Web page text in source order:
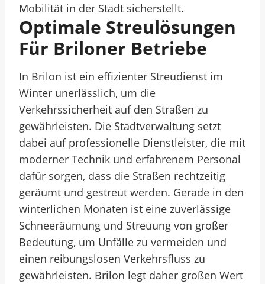
Mobilität in der Stadt sicherstellt.
Optimale Streulösungen
Für Briloner Betriebe
In Brilon ist ein effizienter Streudienst im
Winter unerlässlich, um die
Verkehrssicherheit auf den Straßen zu
gewährleisten. Die Stadtverwaltung setzt
dabei auf professionelle Dienstleister, die mit
moderner Technik und erfahrenem Personal
dafür sorgen, dass die Straßen rechtzeitig
geräumt und gestreut werden. Gerade in den
winterlichen Monaten ist eine zuverlässige
Schneeräumung und Streuung von großer
Bedeutung, um Unfälle zu vermeiden und
einen reibungslosen Verkehrsfluss zu
gewährleisten. Brilon legt daher großen Wert